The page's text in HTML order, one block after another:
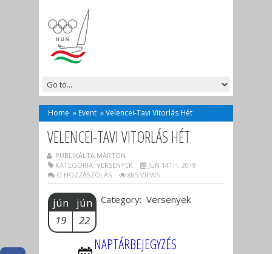
Home » Event »Velencei-Tavi Vitorlás Hét
VELENCEI-TAVI VITORLÁS HÉT
PUBLIKÁLTA MÁRTON
KATEGÓRIA: VERSENYEK
JÚN 14TH, 2019
O HOZZÁSZÓLÁS
885 VIEWS
jún
19
jún
22
Category: Versenyek
NAPTÁRBEJEGYZÉS